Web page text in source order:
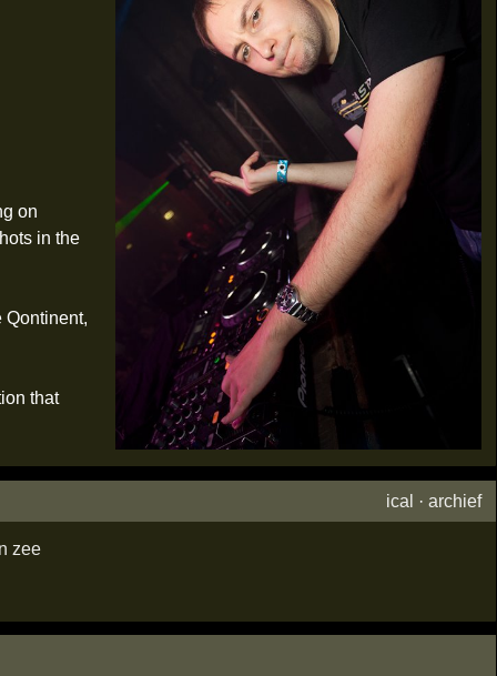
on
in the
Qontinent,
that
ical ·archief
zee